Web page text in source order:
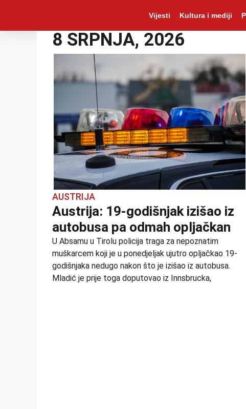
Vijesti Kultura i mediji
8 SRPNJA, 2026
AUSTRIJA
Austrija: 19-godišnjak izišao iz
autobusa pa odmah opljačkan
U Absamu u Tirolu policija traga za nepoznatim
muškarcem koji je u ponedjeljak ujutro opljačkao 19-
godišnjaka nedugo nakon što je izišao iz autobusa.
Mladić je prije toga doputovao iz Innsbrucka,